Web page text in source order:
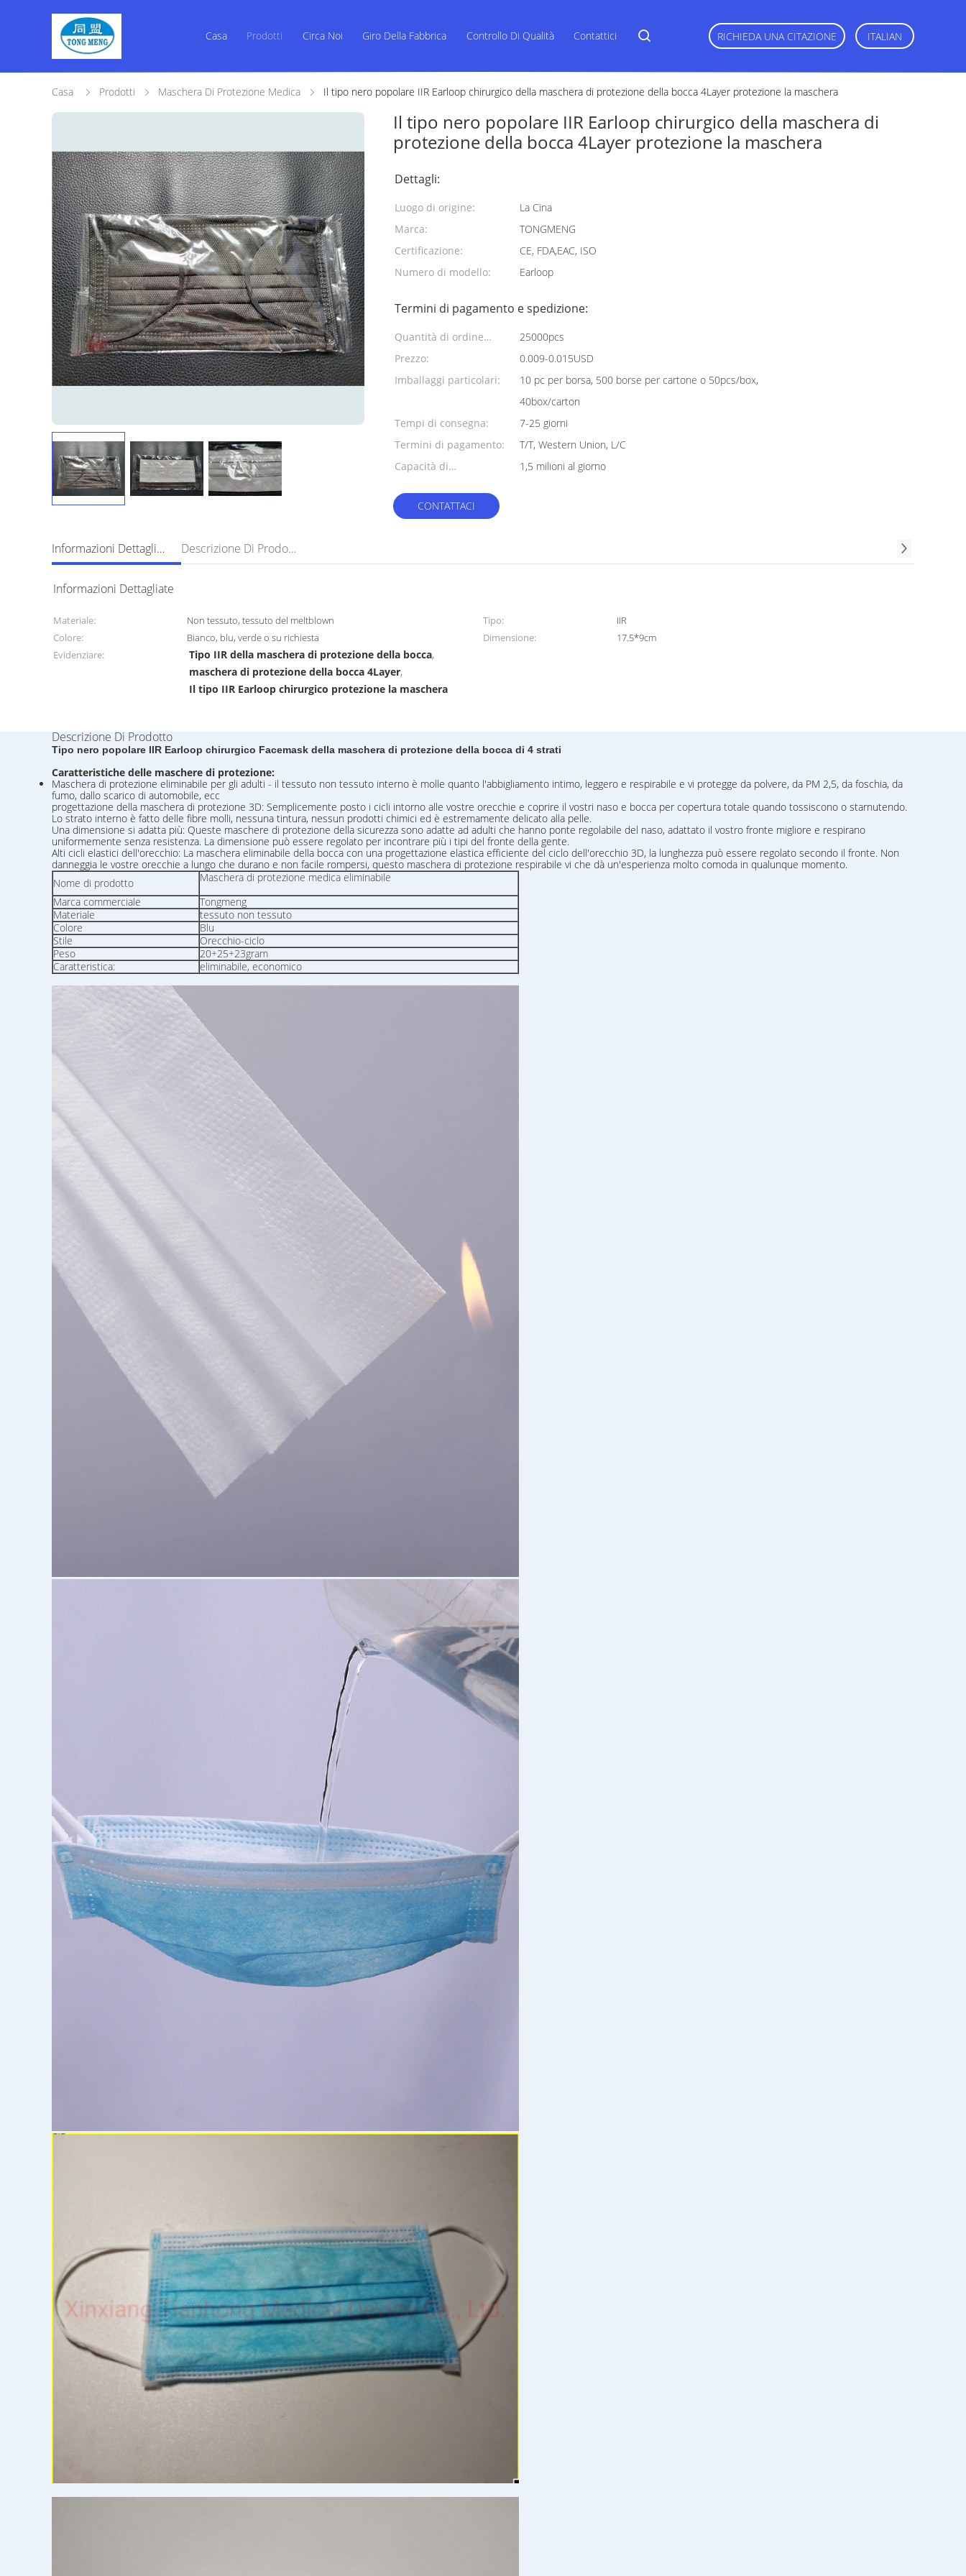
Casa Prodotti Circa Noi Giro Della Fabbrica Controllo Di Qualità Contattici RICHIEDA UNA CITAZIONE ITALIAN
Casa Prodotti Maschera Di Protezione Medica Il tipo nero popolare IIR Earloop chirurgico della maschera di protezione della bocca 4Layer protezione la maschera
Il tipo nero popolare IIR Earloop chirurgico della maschera di
protezione della bocca 4Layer protezione la maschera
Dettagli:
Luogo di origine:
La Cina
Marca:
TONGMENG
Certificazione:
CE, FDA,EAC, ISO
Numero di modello:
Earloop
Termini di pagamento e spedizione:
Quantità di ordine
minimo:
25000pcs
Prezzo:
0.009-0.015USD
Imballaggi particolari:
10 pc per borsa, 500 borse per cartone o 50pcs/box,
40box/carton
Tempi di consegna:
7-25 giorni
Termini di pagamento:
T/T, Western Union, L/C
Capacità di
1,5 milioni al giorno
CONTATTACI
Informazioni Dettagliate Descrizione Di Prodotto
Informazioni Dettagliate
Materiale: Non tessuto, tessuto del meltblown Tipo:
IIR
Colore:
Bianco, blu, verde o su richiesta Dimensione:
17.5*9cm
Evidenziare:
Tipo IIR della maschera di protezione della bocca,
maschera di protezione della bocca 4Layer,
Il tipo IIR Earloop chirurgico protezione la maschera
Descrizione Di Prodotto
Tipo nero popolare IIR Earloop chirurgico Facemask della maschera di protezione della bocca di 4 strati
Caratteristiche delle maschere di protezione:
Maschera di protezione eliminabile per gli adulti - il tessuto non tessuto interno è molle quanto l'abbigliamento intimo, leggero e respirabile e vi protegge da polvere, da PM 2,5, da foschia, da
fumo, dallo scarico di automobile, ecc
progettazione della maschera di protezione 3D: Semplicemente posto i cicli intorno alle vostre orecchie e coprire il vostri naso e bocca per copertura totale quando tossiscono o starnutendo.
Lo strato interno è fatto delle fibre molli, nessuna tintura, nessun prodotti chimici ed è estremamente delicato alla pelle.
Una dimensione si adatta più: Queste maschere di protezione della sicurezza sono adatte ad adulti che hanno ponte regolabile del naso, adattato il vostro fronte migliore e respirano
uniformemente senza resistenza. La dimensione può essere regolato per incontrare più i tipi del fronte della gente.
Alti cicli elastici dell'orecchio: La maschera eliminabile della bocca con una progettazione elastica efficiente del ciclo dell'orecchio 3D, la lunghezza può essere regolato secondo il fronte. Non
danneggia le vostre orecchie a lungo che durano e non facile rompersi, questo maschera di protezione respirabile vi che dà un'esperienza molto comoda in qualunque momento.
Nome di prodotto
Maschera di protezione medica eliminabile
Marca commerciale
Tongmeng
Materiale
tessuto non tessuto
Colore
Blu
Stile
Orecchio-ciclo
Peso
20+25+23gram
Caratteristica:
eliminabile, economico